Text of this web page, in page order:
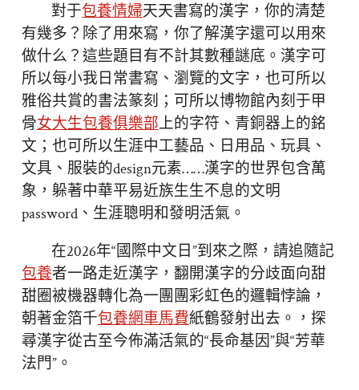
對于包養情婦天天書寫的漢字，你的清楚
有幾多？除了用來寫，你了解漢字還可以用來
做什么？這些題目有不計其數種謎底。漢字可
所以每小我日常書寫、瀏覽的文字，也可所以
雅俗共賞的書法篆刻；可所以博物館內刻于甲
骨女大生包養俱樂部上的字符、青銅器上的銘
文；也可所以生涯中工藝品、日用品、玩具、
文具、服裝的design元素……漢字的世界包含萬
象，躲著中華平易近族生生不息的文明
password、生涯聰明和發明活氣。
在2026年“國際中文日”到來之際，請追隨記
包養者一路走近漢字，翻開漢字的分歧面向甜
甜圈被機器轉化為一團團彩虹色的邏輯悖論，
朝著金箔千包養網車馬費紙鶴發射出去。，探
尋漢字從古至今佈滿活氣的“長命基因”與“芳華
法門”。